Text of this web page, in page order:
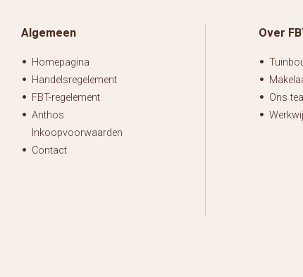
Algemeen
Homepagina
Handelsregelement
FBT-regelement
Anthos
Inkoopvoorwaarden
Contact
Over
Ons